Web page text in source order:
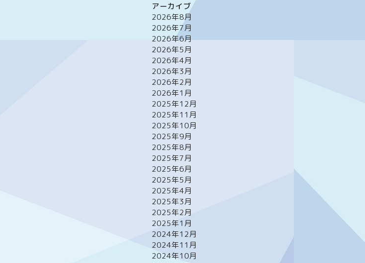
アーカイブ
2026年8月
2026年7月
2026年6月
2026年5月
2026年4月
2026年3月
2026年2月
2026年1月
2025年12月
2025年11月
2025年10月
2025年9月
2025年8月
2025年7月
2025年6月
2025年5月
2025年4月
2025年3月
2025年2月
2025年1月
2024年12月
2024年11月
2024年10月